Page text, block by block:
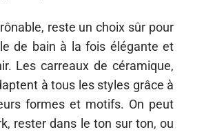
reste un choix sûr pour
de bain à la fois élégante et
Les carreaux de céramique,
à tous les styles grâce à
formes et motifs. On peut
rester dans le ton sur ton, ou